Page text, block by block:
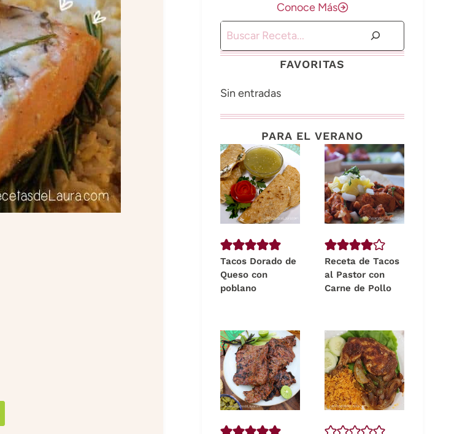
Conoce Más
Buscar
FAVORITAS
Sin entradas
PARA EL VERANO
Tacos Dorado de
Queso con
poblano
Receta de Tacos
al Pastor con
Carne de Pollo